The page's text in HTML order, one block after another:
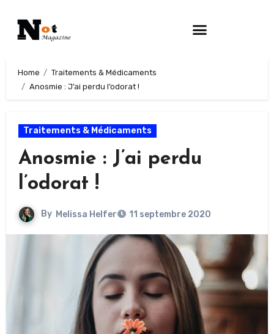
Home
Traitements & Médicaments
Anosmie : J’ai perdu l’odorat !
Traitements & Médicaments
Anosmie : J’ai perdu
l’odorat !
By Melissa Helfer 11 septembre 2020